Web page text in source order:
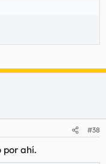
#38
por ahí.